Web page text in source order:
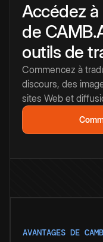
Accédez
de
outils de
Commencez à
discours, des
sites Web et
AVANTAGES DE